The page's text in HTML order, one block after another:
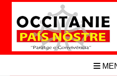
Aller
contenu